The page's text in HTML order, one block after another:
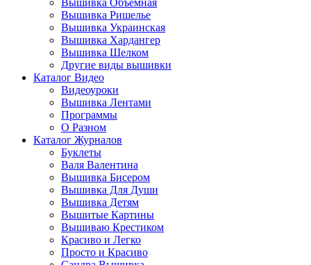
Вышивка Объемная
Вышивка Ришелье
Вышивка Украинская
Вышивка Хардангер
Вышивка Шелком
Другие виды вышивки
Каталог Видео
Видеоуроки
Вышивка Лентами
Программы
О Разном
Каталог Журналов
Буклеты
Валя Валентина
Вышивка Бисером
Вышивка Для Души
Вышивка Детям
Вышитые Картины
Вышиваю Крестиком
Красиво и Легко
Просто и Красиво